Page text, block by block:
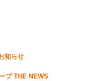
知らせ
プ THE NEWS